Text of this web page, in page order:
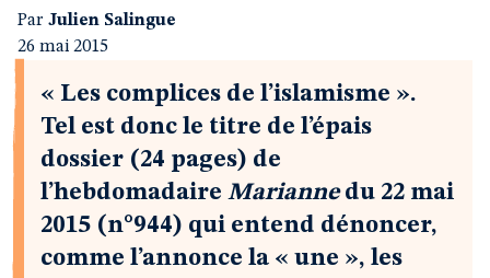
Par Julien Salingue
26 mai 2015
« Les complices de l’islamisme ».
Tel est donc le titre de l’épais
dossier (24 pages) de
l’hebdomadaire Mariannedu 22 mai
2015 (n°944) qui entend dénoncer,
comme l’annonce la « une », les